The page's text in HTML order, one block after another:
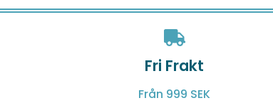
Fri Frakt
Från 999 SEK